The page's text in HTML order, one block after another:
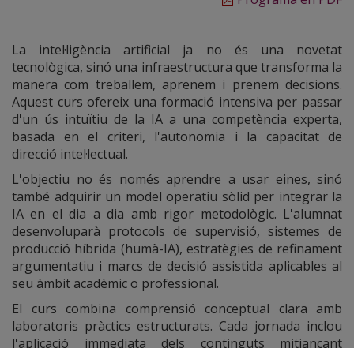
La intel·ligència artificial ja no és una novetat
tecnològica, sinó una infraestructura que transforma la
manera com treballem, aprenem i prenem decisions.
Aquest curs ofereix una formació intensiva per passar
d'un ús intuïtiu de la IA a una competència experta,
basada en el criteri, l'autonomia i la capacitat de
direcció intel·lectual.
L'objectiu no és només aprendre a usar eines, sinó
també adquirir un model operatiu sòlid per integrar la
IA en el dia a dia amb rigor metodològic. L'alumnat
desenvoluparà protocols de supervisió, sistemes de
producció híbrida (humà-IA), estratègies de refinament
argumentatiu i marcs de decisió assistida aplicables al
seu àmbit acadèmic o professional.
El curs combina comprensió conceptual clara amb
laboratoris pràctics estructurats. Cada jornada inclou
l'aplicació immediata dels continguts mitjançant